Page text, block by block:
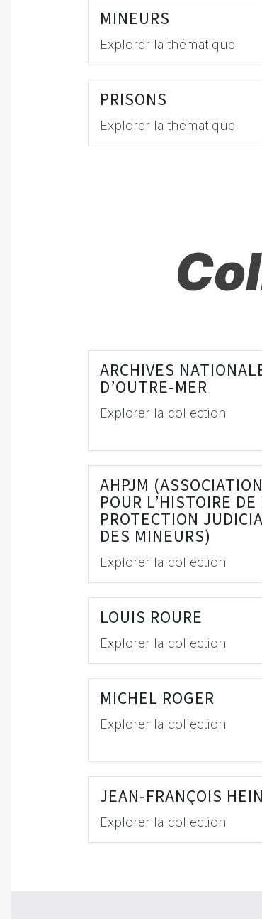
MINEURS
Explorer la thématique
PRISONS
Explorer la thématique
ARCHIVES
D’OUTRE-MER
Explorer la collection
AHPJM (ASSOCIATION
POUR L’HISTOIRE DE
PROTECTION
DES MINEURS)
Explorer la collection
LOUIS ROURE
Explorer la collection
MICHEL ROGER
Explorer la collection
JEAN-FRANÇOIS
Explorer la collection